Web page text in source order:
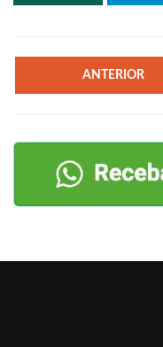
ANTERIOR